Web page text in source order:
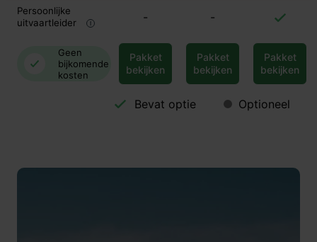
Persoonlijke
uitvaartleider
- -
Geen
bijkomende
kosten
Pakket
bekijken
Pakket
bekijken
Pakket
bekijken
Bevat optie Optioneel